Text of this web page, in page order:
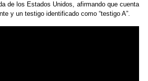
de los Estados Unidos, afirmando que cuenta
y un testigo identificado como “testigo A”.